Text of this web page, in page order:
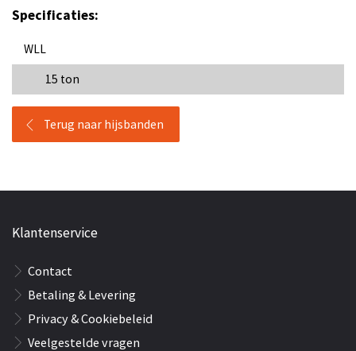
Specificaties:
WLL
15 ton
Terug naar hijsbanden
Klantenservice
Contact
Betaling & Levering
Privacy & Cookiebeleid
Veelgestelde vragen